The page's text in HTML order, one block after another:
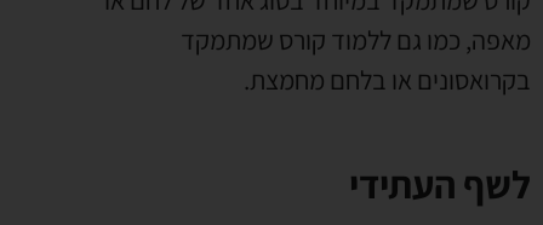
מאפה, כמו גם ללמוד קורס שמתמקד
בקרואסונים או בלחם מחמצת.
לשף העתידי